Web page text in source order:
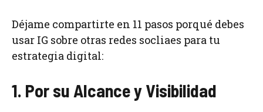
Déjame compartirte en 11 pasos porqué debes
usar IG sobre otras redes socliaes para tu
estrategia digital:
1. Por su Alcance y Visibilidad